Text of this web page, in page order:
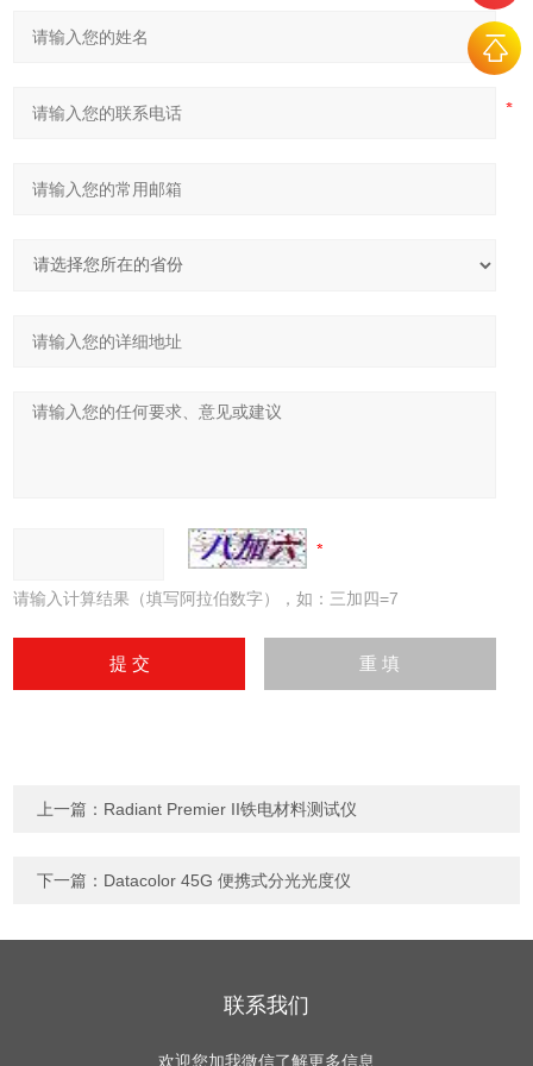
请输入计算结果（填写阿拉伯数字），如：三加四=7
上一篇： Radiant Premier II铁电材料测试仪
下一篇： Datacolor 45G 便携式分光光度仪
联系我们
欢迎您加我微信了解更多信息